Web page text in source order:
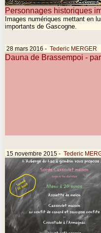
Personnages historiques
Images numériques mettant en
importants de Gascogne.
28 mars 2016 - Tederic MERGER
Dauna de Brassempoi -
15 novembre 2015 - Tederic